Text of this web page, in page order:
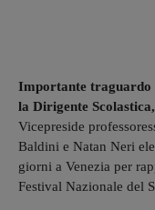
Importante traguardo
la Dirigente
Vicepreside
Baldini e Natan Neri
giorni a Venezia per
Festival Nazionale del